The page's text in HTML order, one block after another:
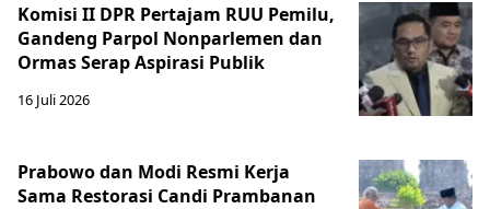
Komisi II DPR Pertajam RUU Pemilu,
Gandeng Parpol Nonparlemen dan
Ormas Serap Aspirasi Publik
16 Juli 2026
Prabowo dan Modi Resmi Kerja
Sama Restorasi Candi Prambanan